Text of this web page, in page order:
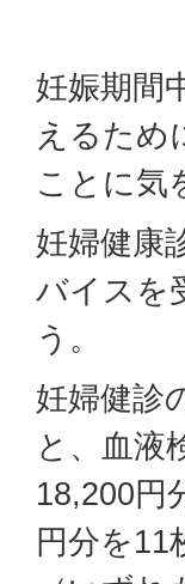
妊娠期間
えるため
ことに気
妊婦健康
バイスを
う。
妊婦健診
と、血液
18,200円
円分を11